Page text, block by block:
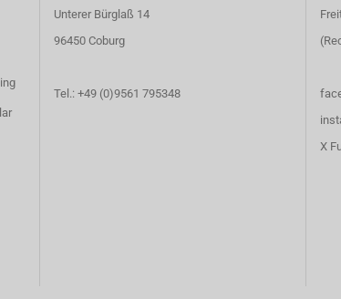
Unterer Bürglaß 14
96450 Coburg
Tel.: +49 (0)9561 795348
X